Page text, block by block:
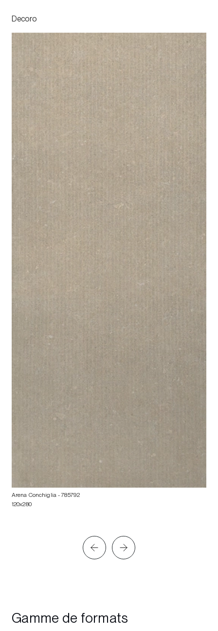
Decoro
Arena Conchiglia- 785792
120x280
Gamme de formats